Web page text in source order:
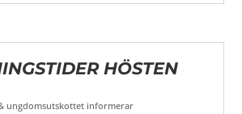
HÖSTEN
ungdomsutskottet informerar